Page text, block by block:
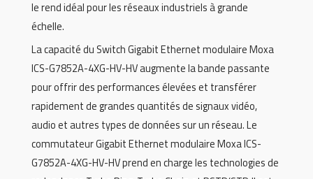
le rend idéal pour les réseaux industriels à grande
échelle.
La capacité du Switch Gigabit Ethernet modulaire Moxa
ICS-G7852A-4XG-HV-HV augmente la bande passante
pour offrir des performances élevées et transférer
rapidement de grandes quantités de signaux vidéo,
audio et autres types de données sur un réseau. Le
commutateur Gigabit Ethernet modulaire Moxa ICS-
G7852A-4XG-HV-HV prend en charge les technologies de